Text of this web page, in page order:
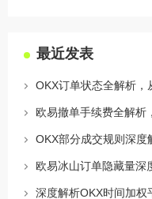
最近发表
OKX订单状态全解析
欧易撤单手续费全解析
深度解析OKX时间加